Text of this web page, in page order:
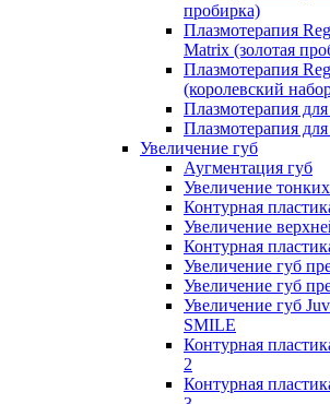
пробирка)
Плазмотерапия
Matrix (золотая
Плазмотерапия
(королевский
Плазмотерапия
Плазмотерапия
Увеличение губ
Аугментация губ
Увеличение
Контурная
Увеличение
Контурная
Увеличение губ
Увеличение губ
Увеличение губ
SMILE
Контурная
2
Контурная